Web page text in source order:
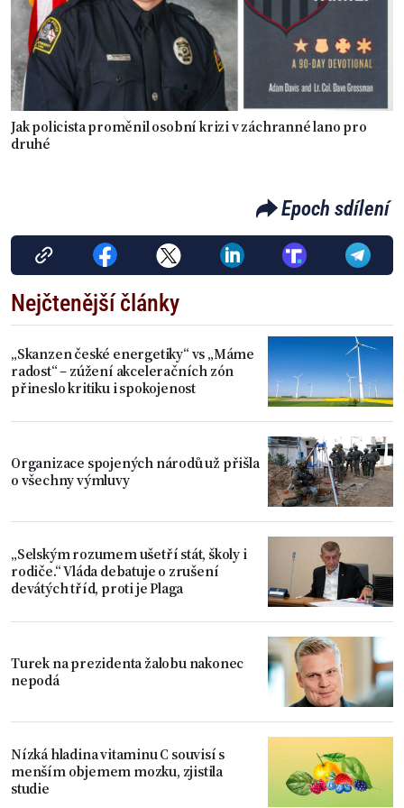
Jak policista proměnil osobní krizi v záchranné lano pro
druhé
Epoch sdílení
Nejčtenější články
„Skanzen české energetiky“ vs „Máme
radost“ – zúžení akceleračních zón
přineslo kritiku i spokojenost
Organizace spojených národů už přišla
o všechny výmluvy
„Selským rozumem ušetří stát, školy i
rodiče.“ Vláda debatuje o zrušení
devátých tříd, proti je Plaga
Turek na prezidenta žalobu nakonec
nepodá
Nízká hladina vitaminu C souvisí s
menším objemem mozku, zjistila
studie